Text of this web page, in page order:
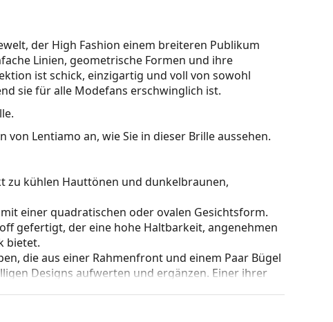
der High Fashion einem breiteren Publikum
Linien, geometrische Formen und ihre
ist schick, einzigartig und voll von sowohl
sie für alle Modefans erschwinglich ist.
Lentiamo an, wie Sie in dieser Brille aussehen.
zu kühlen Hauttönen und dunkelbraunen,
einer quadratischen oder ovalen Gesichtsform.
gefertigt, der eine hohe Haltbarkeit, angenehmen
bietet.
die aus einer Rahmenfront und einem Paar Bügel
Designs aufwerten und ergänzen. Einer ihrer
ist für alle Gläser geeignet, auch für